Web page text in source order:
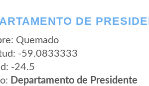
DE
Quemado
-59.0833333
-24.5
Departamento de Presidente